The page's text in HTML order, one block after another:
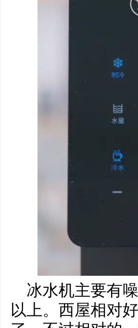
冰水机主要有
以上。西屋相对